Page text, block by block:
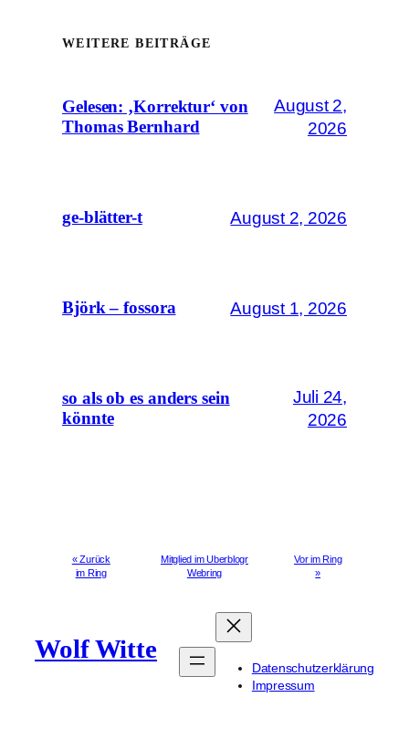
WEITERE BEITRÄGE
Gelesen: ‚Korrektur‘ von
Thomas Bernhard
August 2,
2026
ge-blätter-t August 2, 2026
Björk – fossora August 1, 2026
so als ob es anders sein
könnte
Juli 24,
2026
« Zurück
im Ring
Mitglied im Uberblogr
Webring
Vor im Ring
»
Wolf Witte
Datenschutzerklärung
Impressum